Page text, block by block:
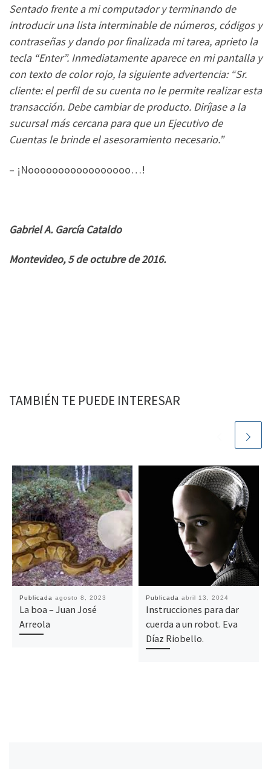
Sentado frente a mi computador y terminando de
introducir una lista interminable de números, códigos y
contraseñas y dando por finalizada mi tarea, aprieto la
tecla “Enter”. Inmediatamente aparece en mi pantalla y
con texto de color rojo, la siguiente advertencia: “Sr.
cliente: el perfil de su cuenta no le permite realizar esta
transacción. Debe cambiar de producto. Diríjase a la
sucursal más cercana para que un Ejecutivo de
Cuentas le brinde el asesoramiento necesario.”
– ¡Nooooooooooooooooo…!
Gabriel A. García Cataldo
Montevideo, 5 de octubre de 2016.
TAMBIÉN TE PUEDE INTERESAR
Publicada agosto 8, 2023
La boa – Juan José
Arreola
Publicada abril 13, 2024
Instrucciones para dar
cuerda a un robot. Eva
Díaz Riobello.